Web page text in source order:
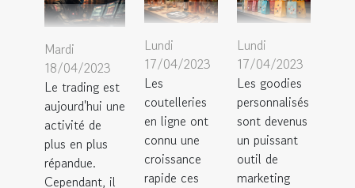
Mardi
18/04/2023
Le trading est
aujourd'hui une
activité de
plus en plus
répandue.
Cependant, il
Lundi
17/04/2023
Les
coutelleries
en ligne ont
connu une
croissance
rapide ces
Lundi
17/04/2023
Les goodies
personnalisés
sont devenus
un puissant
outil de
marketing